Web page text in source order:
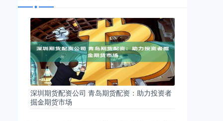
深圳期货配资公司 青岛期货配资：助力投资者
掘金期货市场